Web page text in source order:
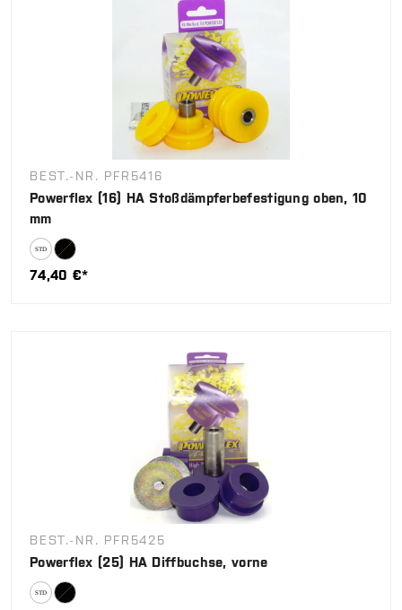
BEST.-NR. PFR5416
Powerflex (16) HA Stoßdämpferbefestigung oben, 10
mm
74,40 €*
BEST.-NR. PFR5425
Powerflex (25) HA Diffbuchse, vorne